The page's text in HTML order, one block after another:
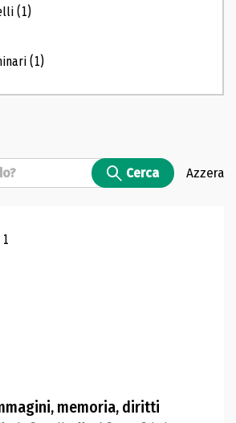
(1)
(1)
Cerca Azzera
ricerca
memoria, diritti